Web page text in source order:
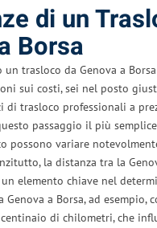
di un
Borsa
trasloco da Genova a
sui costi, sei nel posto
di trasloco professionali a
passaggio il più
possono variare
la distanza tra la
elemento chiave nel
a Borsa, ad esempio,
di chilometri, che